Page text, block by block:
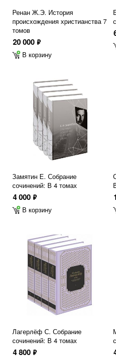
Ренан Ж.Э. История
происхождения христианства 7
томов
20 000 ф
В корзину
Замятин Е. Собрание
сочинений: В 4 томах
4 000 ф
В корзину
Лагерлёф С. Собрание
сочинений: В 4 томах
4 800 ф